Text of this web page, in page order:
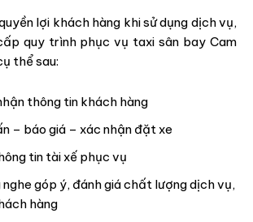
lợi khách hàng khi sử dụng dịch vụ,
quy trình phục vụ taxi sân bay Cam
thể sau:
thông tin khách hàng
– báo giá – xác nhận đặt xe
tin tài xế phục vụ
nghe góp ý, đánh giá chất lượng dịch vụ,
hàng